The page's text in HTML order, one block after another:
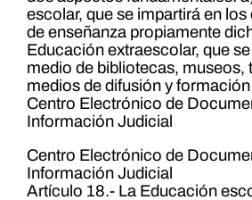
escolar, que se impartirá en
de enseñanza propiamente
Educación extraescolar, que
medio de bibliotecas, museos,
medios de difusión y
Centro Electrónico de
Información Judicial
Centro Electrónico de
Información Judicial
Artículo 18.- La Educación